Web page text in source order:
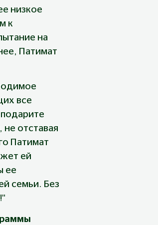
низкое
к
на
Патимат
все
не отставая
Патимат
ей
ее
семьи. Без